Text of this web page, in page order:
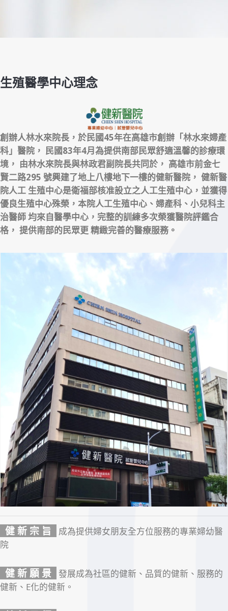
生殖醫學中心理念
創辦人林水來院長，於民國45年在高雄市創辦「林水來婦產
科」醫院， 民國83年4月為提供南部民眾舒適溫馨的診療環
境， 由林水來院長與林政君副院長共同於， 高雄市前金七
賢二路295 號興建了地上八樓地下一樓的健新醫院， 健新醫
院人工 生殖中心是衛福部核准設立之人工生殖中心，並獲得
優良生殖中心殊榮，本院人工生殖中心、婦產科、小兒科主
治醫師均來自醫學中心，完整的訓練多次榮獲醫院評鑑合
格， 提供南部的民眾更 精緻完善的醫療服務。
健 新 宗 旨
成為提供婦女朋友全方位服務的專業婦幼醫
院
健 新 願 景
發展成為社區的健新、品質的健新、服務的
健新、E化的健新。